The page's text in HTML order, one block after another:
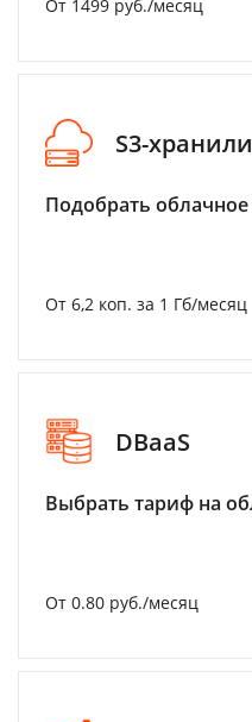
От 1499 руб./месяц
S3-
Подобрать
От 6,2 коп. за 1 Гб/месяц
DBaaS
Выбрать тариф на
От 0.80 руб./месяц